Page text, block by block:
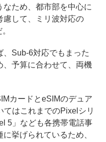
なため、都市部を中心に
慮して、ミリ波対応の
Sub-6対応でもまった
、予算に合わせて、両機
カードとeSIMのデュア
てはこれまでのPixelシリ
5」なども各携帯電話事
挙げられているため、